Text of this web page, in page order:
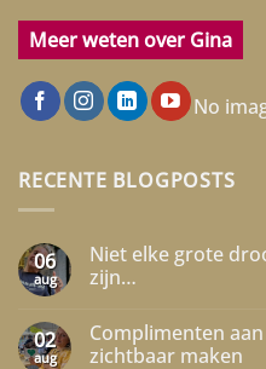
Meer weten over Gina
No
RECENTE BLOGPOSTS
06
aug
Niet elke grote
zijn…
op
Niet
elke
02
aug
Complimenten
zichtbaar maken